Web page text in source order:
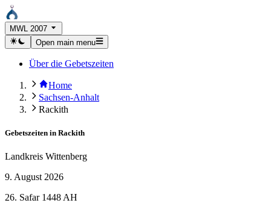
MWL 2007
Open main menu
Über die Gebetszeiten
Home
Sachsen-Anhalt
Rackith
Gebetszeiten in Rackith
Landkreis Wittenberg
9. August 2026
26. Safar 1448 AH